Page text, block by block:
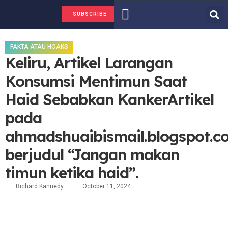
SUBSCRIBE
FAKTA ATAU HOAKS
Keliru, Artikel Larangan
Konsumsi Mentimun Saat
Haid Sebabkan KankerArtikel
pada
berjudul “Jangan makan
timun ketika haid”.
Richard Kannedy October 11, 2024